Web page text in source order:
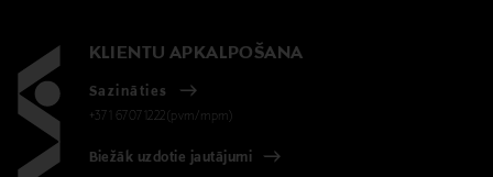
KLIENTU APKALPOŠANA
Sazināties
+371 67071222(pvm/mpm)
Biežāk uzdotie jautājumi